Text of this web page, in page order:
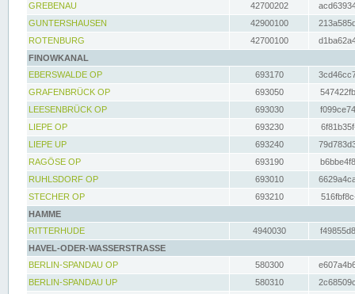
GREBENAU
42700202
GUNTERSHAUSEN
42900100
ROTENBURG
42700100
FINOWKANAL
EBERSWALDE OP
693170
GRAFENBRÜCK OP
693050
LEESENBRÜCK OP
693030
LIEPE OP
693230
LIEPE UP
693240
RAGÖSE OP
693190
RUHLSDORF OP
693010
STECHER OP
693210
HAMME
RITTERHUDE
4940030
HAVEL-ODER-WASSERSTRASSE
BERLIN-SPANDAU OP
580300
BERLIN-SPANDAU UP
580310